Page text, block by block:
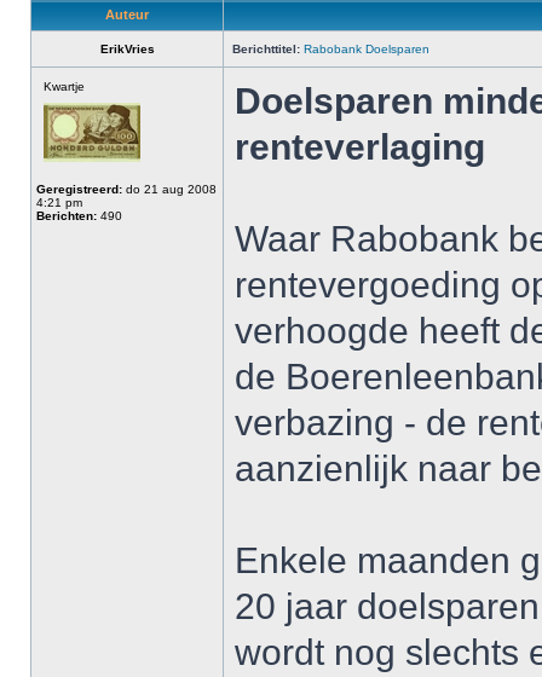
Auteur
ErikVries Berichttitel: Rabobank Doelsparen
Kwartje
Geregistreerd: do 21 aug 2008
4:21 pm
Berichten: 490
Doelsparen
renteverlaging
Waar Rabobank
rentevergoeding
verhoogde heeft
de
verbazing - de
aanzienlijk naar
Enkele maanden
20 jaar
wordt nog slechts